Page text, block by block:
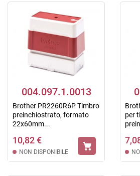
004.097.1.0013
Brother PR2260R6P Timbro
preinchiostrato, formato
22x60mm...
10,82 €
NON DISPONIBILE
per